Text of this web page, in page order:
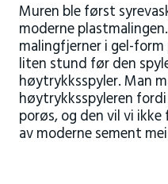
Muren ble først
moderne
malingfjerner i gel-form
liten stund før den
høytrykksspyler. Man
høytrykksspyleren
porøs, og den vil vi
av moderne sement